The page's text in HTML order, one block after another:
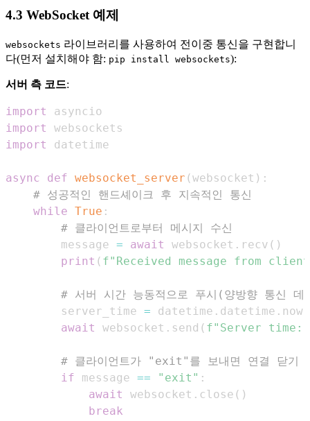
4.3 WebSocket 예제
websockets 라이브러리를 사용하여 전이중 통신을 구현합니
다(먼저 설치해야 함: pip install websockets):
서버 측 코드:
import
import
import
async def websocket_server (websocket ) :
# 성공적인 핸드셰이크 후 지속적인 통신
while True :
# 클라이언트로부터 메시지 수신
        message
= await websocket . recv ( )
print ( f"Received message from
# 서버 시간 능동적으로 푸시(양방향 통신 데
        server_time
= datetime . datetime . now
await
websocket . send ( f"Server time:
# 클라이언트가 "exit"를 보내면 연결 닫기
if message == "exit" :
await
websocket . close ( )
break